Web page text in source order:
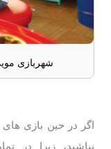
شهربازی
اگر در حین بازی
نباشید، زیرا در